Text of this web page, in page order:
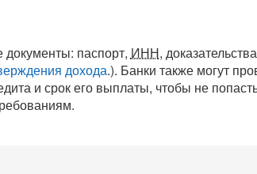
паспорт, ИНН,
дохода.). Банки также могут
и срок его выплаты, чтобы не